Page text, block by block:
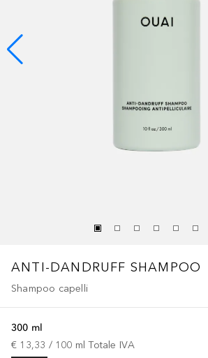
ANTI-DANDRUFF SHAMPOO
Shampoo capelli
300 ml
€ 13,33 / 100 ml Totale IVA